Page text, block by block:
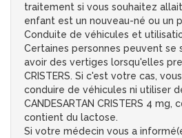
traitement si vous souhaitez
enfant est un nouveau-né ou un
Conduite de véhicules et
Certaines personnes peuvent se
avoir des vertiges lorsqu'elles
CRISTERS. Si c'est votre cas,
conduire de véhicules ni utiliser
CANDESARTAN CRISTERS 4
contient du lactose.
Si votre médecin vous a